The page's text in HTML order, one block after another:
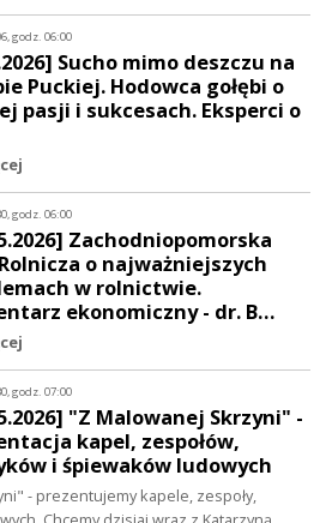
godz. 06:00
Sucho mimo deszczu na
Puckiej. Hodowca gołębi o
pasji i sukcesach. Eksperci o
godz. 06:00
Zachodniopomorska
o najważniejszych
w rolnictwie.
ekonomiczny - dr. B…
godz. 07:00
"Z Malowanej Skrzyni" -
kapel, zespołów,
i śpiewaków ludowych
- prezentujemy kapele, zespoły,